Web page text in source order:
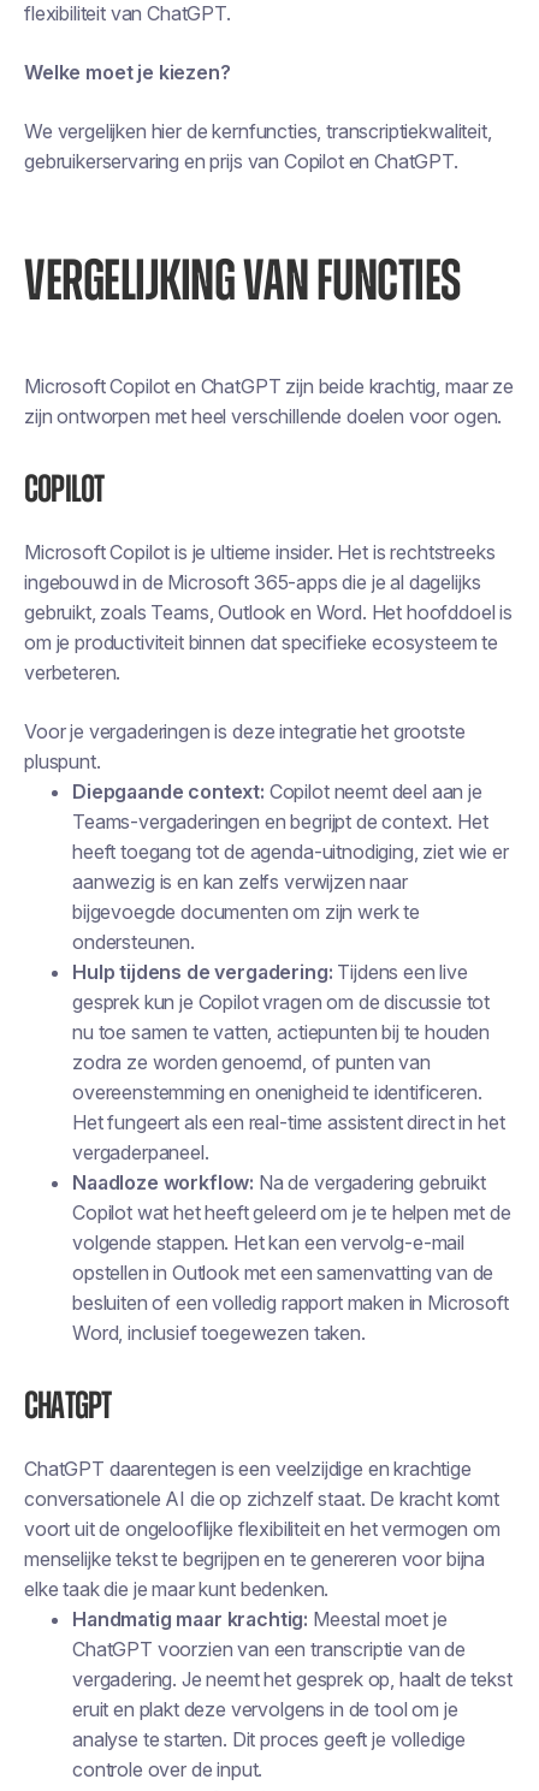
flexibiliteit van ChatGPT.
Welke moet je kiezen?
We vergelijken hier de kernfuncties, transcriptiekwaliteit,
gebruikerservaring en prijs van Copilot en ChatGPT.
VERGELIJKING VAN FUNCTIES
Microsoft Copilot en ChatGPT zijn beide krachtig, maar ze
zijn ontworpen met heel verschillende doelen voor ogen.
Copilot
Microsoft Copilot is je ultieme insider. Het is rechtstreeks
ingebouwd in de Microsoft 365-apps die je al dagelijks
gebruikt, zoals Teams, Outlook en Word. Het hoofddoel is
om je productiviteit binnen dat specifieke ecosysteem te
verbeteren.
Voor je vergaderingen is deze integratie het grootste
pluspunt.
Diepgaande context: Copilot neemt deel aan je
Teams-vergaderingen en begrijpt de context. Het
heeft toegang tot de agenda-uitnodiging, ziet wie er
aanwezig is en kan zelfs verwijzen naar
bijgevoegde documenten om zijn werk te
ondersteunen.
Hulp tijdens de vergadering: Tijdens een live
gesprek kun je Copilot vragen om de discussie tot
nu toe samen te vatten, actiepunten bij te houden
zodra ze worden genoemd, of punten van
overeenstemming en onenigheid te identificeren.
Het fungeert als een real-time assistent direct in het
vergaderpaneel.
Naadloze workflow: Na de vergadering gebruikt
Copilot wat het heeft geleerd om je te helpen met de
volgende stappen. Het kan een vervolg-e-mail
opstellen in Outlook met een samenvatting van de
besluiten of een volledig rapport maken in Microsoft
Word, inclusief toegewezen taken.
ChatGPT
ChatGPT daarentegen is een veelzijdige en krachtige
conversationele AI die op zichzelf staat. De kracht komt
voort uit de ongelooflijke flexibiliteit en het vermogen om
menselijke tekst te begrijpen en te genereren voor bijna
elke taak die je maar kunt bedenken.
Handmatig maar krachtig: Meestal moet je
ChatGPT voorzien van een transcriptie van de
vergadering. Je neemt het gesprek op, haalt de tekst
eruit en plakt deze vervolgens in de tool om je
analyse te starten. Dit proces geeft je volledige
controle over de input.